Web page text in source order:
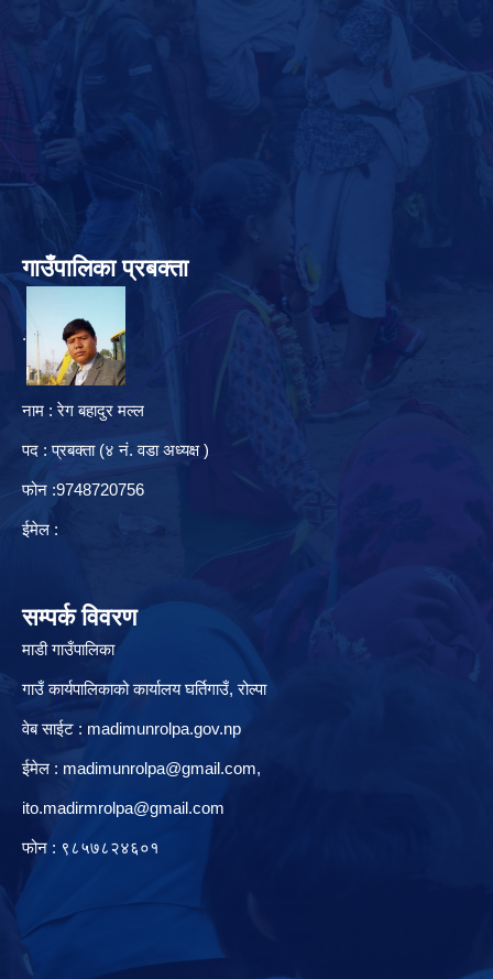
गाउँपालिका प्रबक्ता
.
नाम : रेग बहादुर मल्ल
पद : प्रबक्ता (४ नं. वडा अध्यक्ष )
फोन :9748720756
ईमेल :
सम्पर्क विवरण
माडी गाउँपालिका
गाउँ कार्यपालिकाको कार्यालय घर्तिगाउँ, रो‍‍ल्पा
वेब साईट : madimunrolpa.gov.np
ईमेल : madimunrolpa@gmail.com,
ito.madirmrolpa@gmail.com
फोन : ९८५७८२४६०१